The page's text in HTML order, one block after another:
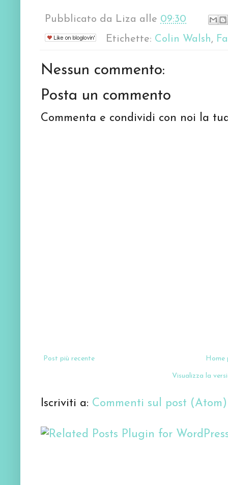
Pubblicato da Liza alle 09:30
Etichette: Colin Walsh,
Nessun commento:
Posta un commento
Commenta e condividi con noi la
Post più recente Home
Visualizza la
Iscriviti a: Commenti sul post (Atom)